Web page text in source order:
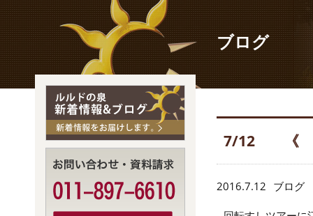
ブログ
7/12 《
2016.7.12 ブログ